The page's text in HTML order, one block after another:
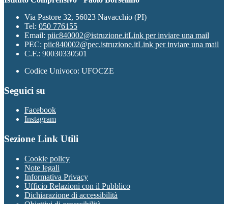
Via Pastore 32, 56023 Navacchio (PI)
Tel: 050 776155
Email: piic840002@istruzione.itLink per inviare una mail
PEC: piic840002@pec.istruzione.itLink per inviare una mail
C.F.: 90030330501
Codice Univoco: UFOCZE
Seguici su
Facebook
Instagram
Sezione Link Utili
Cookie policy
Note legali
Informativa Privacy
Ufficio Relazioni con il Pubblico
Dichiarazione di accessibilità